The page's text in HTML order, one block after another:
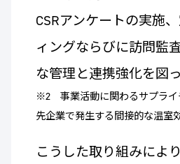
CSRアンケートの実施
ィングならびに訪問監
な管理と連携強化を図っ
※2 事業活動に関わるサプライ
先企業で発生する間接的な温室
こうした取り組みによ